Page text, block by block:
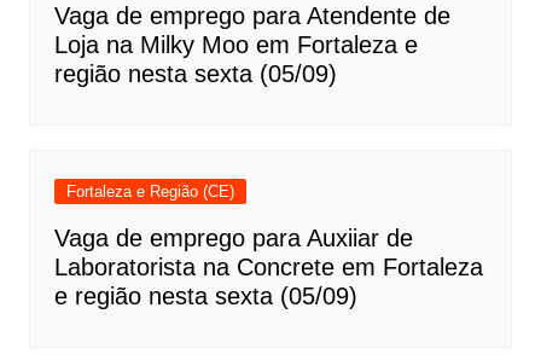
Vaga de emprego para Atendente de
Loja na Milky Moo em Fortaleza e
região nesta sexta (05/09)
Fortaleza e Região (CE)
Vaga de emprego para Auxiiar de
Laboratorista na Concrete em Fortaleza
e região nesta sexta (05/09)